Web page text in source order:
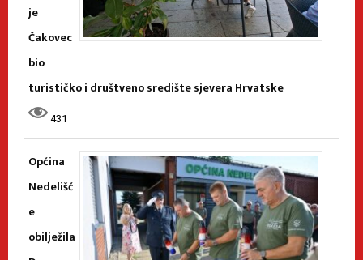
je
Čakovec
bio
turističko i društveno središte sjevera Hrvatske
431
Općina
Nedelišć
e
obilježila